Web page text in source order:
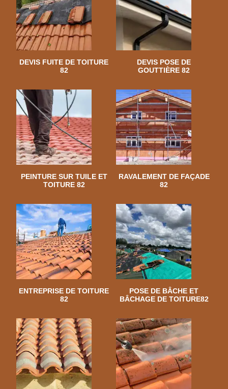
DEVIS FUITE DE TOITURE
82
DEVIS POSE DE
GOUTTIÈRE 82
PEINTURE SUR TUILE ET
TOITURE 82
RAVALEMENT DE FAÇADE
82
ENTREPRISE DE TOITURE
82
POSE DE BÂCHE ET
BÂCHAGE DE TOITURE82